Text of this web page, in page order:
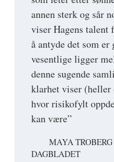
annen sterk og sår
viser Hagens talent
å antyde det som
vesentlige ligger
denne sugende
klarhet viser (heller
hvor risikofylt
kan være”
MAYA
DAGBLADET